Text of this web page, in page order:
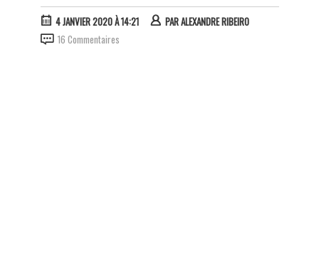
4 JANVIER 2020 À 14:21 PARALEXANDRE RIBEIRO
16 Commentaires